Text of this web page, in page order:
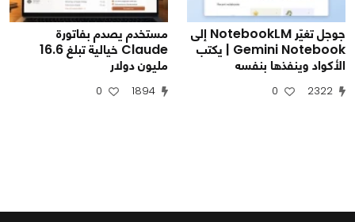
جوجل تغيّر NotebookLM إلى
Gemini Notebook | يكتب
الأكواد وينفذها بنفسه
2322
0
مستخدم يصدم بفاتورة
Claude خيالية تبلغ 16.6
مليون دولار
1894
0